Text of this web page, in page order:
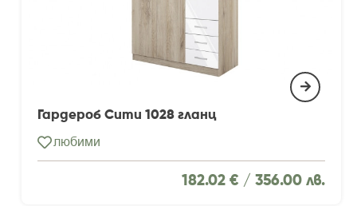
Гардероб Сити 1028 гланц
любими
182.02 € / 356.00 лв.